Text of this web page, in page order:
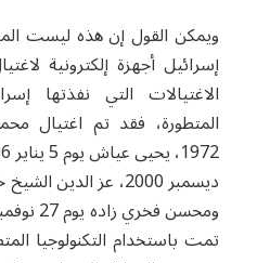
ويمكن القول إن هذه ليست
إسرائيل أجهزة إلكترونية
الاغتيالات التي نفذتها
تمت باستخدام التكنولوجيا